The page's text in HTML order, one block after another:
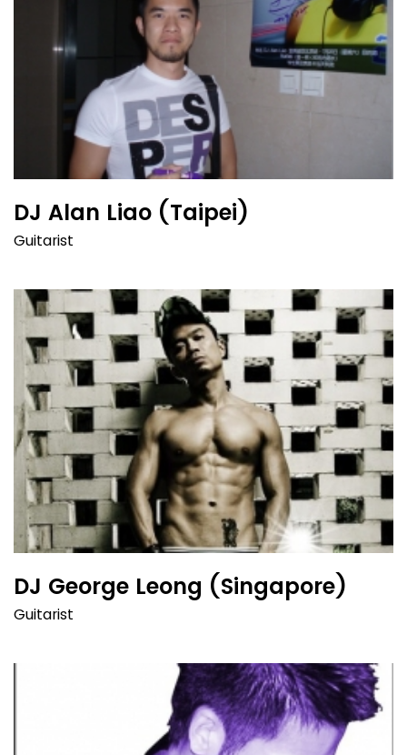
DJ Alan Liao (Taipei)
Guitarist
DJ George Leong (Singapore)
Guitarist